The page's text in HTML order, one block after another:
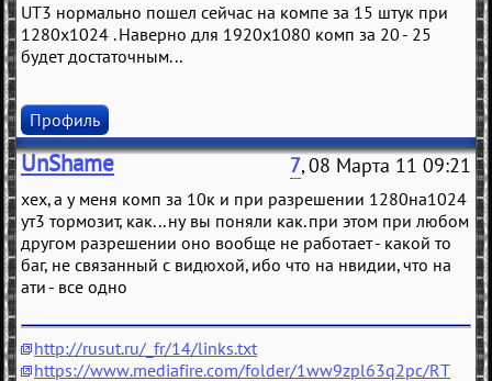
UT3 нормально пошел сейчас на компе за 15 штук при
1280x1024 . Наверно для 1920x1080 комп за 20 - 25
будет достаточным...
Профиль
UnShame 7, 08 Марта 11 09:21
хех, а у меня комп за 10к и при разрешении 1280на1024
ут3 тормозит, как... ну вы поняли как. при этом при любом
другом разрешении оно вообще не работает - какой то
баг, не связанный с видюхой, ибо что на нвидии, что на
ати - все одно
http://rusut.ru/_fr/14/links.txt
https://www.mediafire.com/folder/1ww9zpl63q2pc/RT